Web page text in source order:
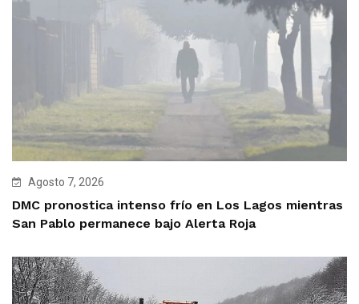
Agosto 7, 2026
DMC pronostica intenso frío en Los Lagos mientras
San Pablo permanece bajo Alerta Roja